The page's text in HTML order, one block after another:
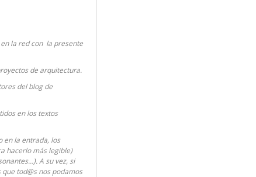
la red con la presente
de arquitectura.
del blog de
en los textos
en la entrada, los
hacerlo más legible)
A su vez, si
tod@s nos podamos